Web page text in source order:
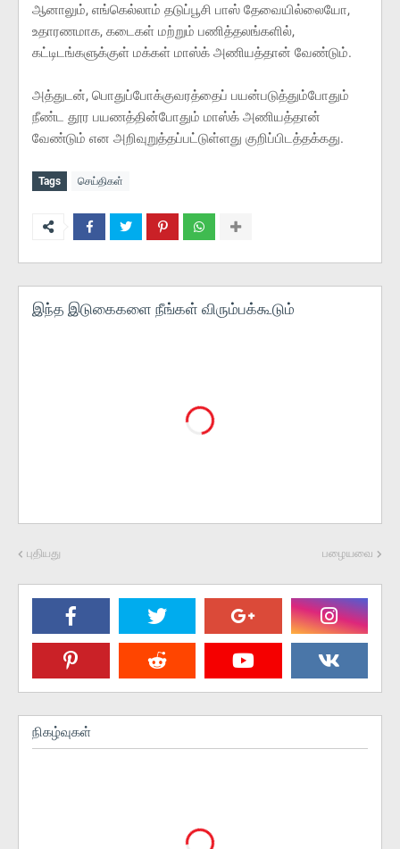
ஆனாலும், எங்கெல்லாம் தடுப்பூசி பாஸ் தேவையில்லையோ,
உதாரணமாக, கடைகள் மற்றும் பணித்தலங்களில்,
கட்டிடங்களுக்குள் மக்கள் மாஸ்க் அணியத்தான் வேண்டும்.
அத்துடன், பொதுப்போக்குவரத்தைப் பயன்படுத்தும்போதும்
நீண்ட தூர பயணத்தின்போதும் மாஸ்க் அணியத்தான்
வேண்டும் என அறிவுறுத்தப்பட்டுள்ளது குறிப்பிடத்தக்கது.
Tags செய்திகள்
இந்த இடுகைகளை நீங்கள் விரும்பக்கூடும்
புதியது பழையவை
நிகழ்வுகள்